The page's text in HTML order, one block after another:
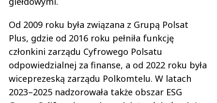
Od 2009 roku była związana z Grupą Polsat
Plus, gdzie od 2016 roku pełniła funkcję
członkini zarządu Cyfrowego Polsatu
odpowiedzialnej za finanse, a od 2022 roku była
wiceprezeską zarządu Polkomtelu. W latach
2023–2025 nadzorowała także obszar ESG